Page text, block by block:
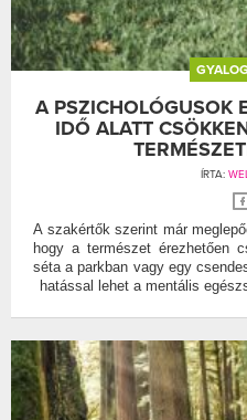
GYALOG
A PSZICHOLÓGUSOK
IDŐ ALATT
ÍRTA:
A szakértők szerint már
hogy a természet érezhetően
séta a parkban vagy egy
hatással lehet a mentális